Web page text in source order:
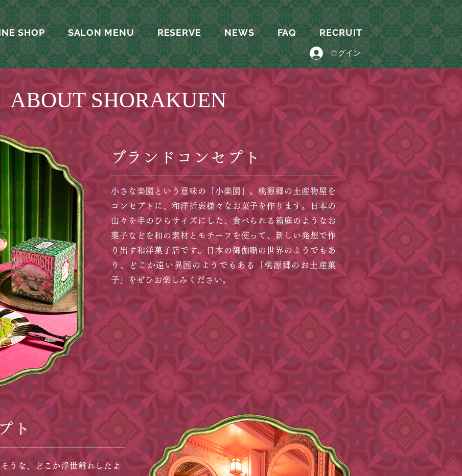
SHOP SALON MENU RESERVE NEWS FAQ RECRUIT
ログイン
ABOUT SHORAKUEN
​ブランドコンセプト
小さな楽園という意味の「小楽園」。桃源郷の土産物屋を
コンセプトに、和洋折衷様々なお菓子を作ります。日本の
山々を手のひらサイズにした、食べられる箱庭のようなお
菓子などを和の素材とモチーフを使って、新しい発想で作
り出す和洋菓子店です。日本の御伽噺の世界のようでもあ
り、どこか遠い異国のようでもある「桃源郷のお土産菓
子」をぜひお楽しみください。
ト
うな、どこか浮世離れしたよ